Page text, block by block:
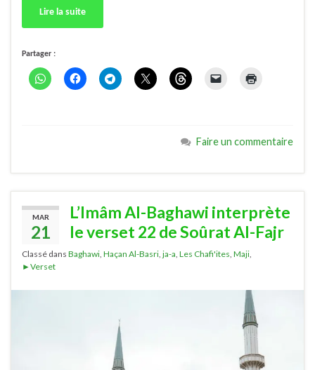
Lire la suite
Partager :
Faire un commentaire
MAR
21
L’Imâm Al-Baghawi interprète
le verset 22 de Soûrat Al-Fajr
Classé dans Baghawi, Haçan Al-Basri, ja-a, Les Chafi'ites, Maji,
►Verset